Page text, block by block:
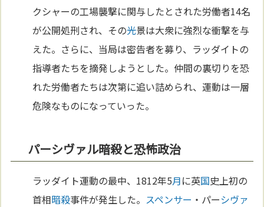
クシャーの工場襲撃に関与したとされた労働者14名
が公開処刑され、その光景は大衆に強烈な衝撃を与
えた。さらに、当局は密告者を募り、ラッダイトの
指導者たちを摘発しようとした。仲間の裏切りを恐
れた労働者たちは次第に追い詰められ、運動は一層
危険なものになっていった。
パーシヴァル暗殺と恐怖政治
ラッダイト運動の最中、1812年5月に英国史上初の
首相暗殺事件が発生した。 スペンサー ・パーシヴァ